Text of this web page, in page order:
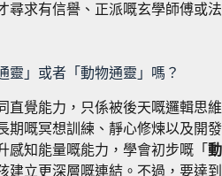
尋求有信譽、正派嘅玄學師傅或法
靈」或者「動物通靈」嗎？
直覺能力，只係被後天嘅邏輯思維
期嘅冥想訓練、靜心修煉以及開發
感知能量嘅能力，學會初步嘅「 動
建立更深層嘅連結。不過，要達到